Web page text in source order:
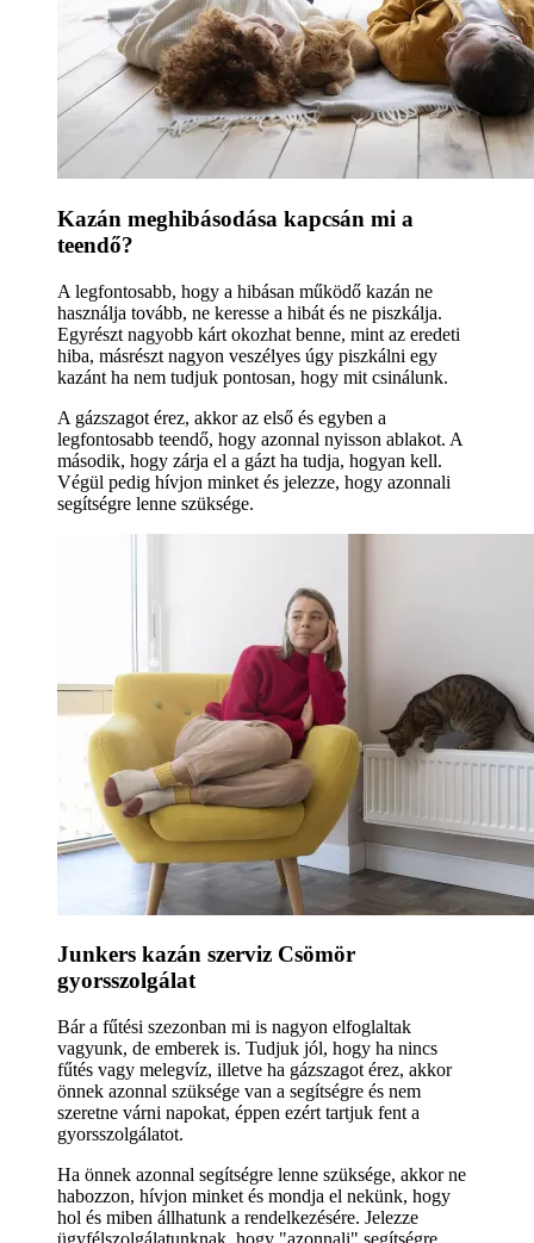
Kazán meghibásodása kapcsán mi a
teendő?
A legfontosabb, hogy a hibásan működő kazán ne
használja tovább, ne keresse a hibát és ne piszkálja.
Egyrészt nagyobb kárt okozhat benne, mint az eredeti
hiba, másrészt nagyon veszélyes úgy piszkálni egy
kazánt ha nem tudjuk pontosan, hogy mit csinálunk.
A gázszagot érez, akkor az első és egyben a
legfontosabb teendő, hogy azonnal nyisson ablakot. A
második, hogy zárja el a gázt ha tudja, hogyan kell.
Végül pedig hívjon minket és jelezze, hogy azonnali
segítségre lenne szüksége.
Junkers kazán szerviz Csömör
gyorsszolgálat
Bár a fűtési szezonban mi is nagyon elfoglaltak
vagyunk, de emberek is. Tudjuk jól, hogy ha nincs
fűtés vagy melegvíz, illetve ha gázszagot érez, akkor
önnek azonnal szüksége van a segítségre és nem
szeretne várni napokat, éppen ezért tartjuk fent a
gyorsszolgálatot.
Ha önnek azonnal segítségre lenne szüksége, akkor ne
habozzon, hívjon minket és mondja el nekünk, hogy
hol és miben állhatunk a rendelkezésére. Jelezze